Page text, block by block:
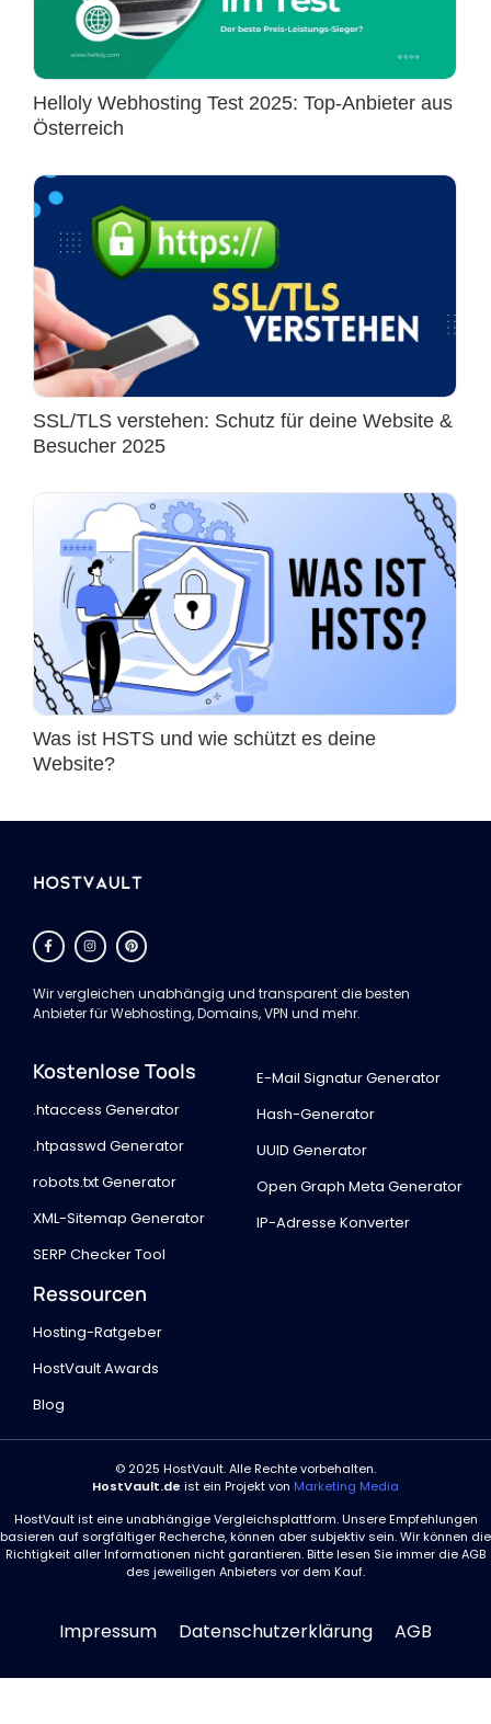
Helloly Webhosting Test 2025: Top-Anbieter aus
Österreich
SSL/TLS verstehen: Schutz für deine Website &
Besucher 2025
Was ist HSTS und wie schützt es deine
Website?
Wir vergleichen unabhängig und transparent die besten
Anbieter für Webhosting, Domains, VPN und mehr.
Kostenlose Tools
.htaccess Generator
.htpasswd Generator
robots.txt Generator
XML-Sitemap Generator
SERP Checker Tool
E-Mail Signatur Generator
Hash-Generator
UUID Generator
Open Graph Meta Generator
IP-Adresse Konverter
Ressourcen
Hosting-Ratgeber
HostVault Awards
Blog
© 2025 HostVault. Alle Rechte vorbehalten.
HostVault.de ist ein Projekt von Marketing Media
HostVault ist eine unabhängige Vergleichsplattform. Unsere Empfehlungen
basieren auf sorgfältiger Recherche, können aber subjektiv sein. Wir können die
Richtigkeit aller Informationen nicht garantieren. Bitte lesen Sie immer die AGB
des jeweiligen Anbieters vor dem Kauf.
Impressum Datenschutzerklärung AGB